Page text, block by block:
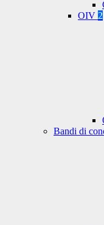
OIV 2
Bandi di